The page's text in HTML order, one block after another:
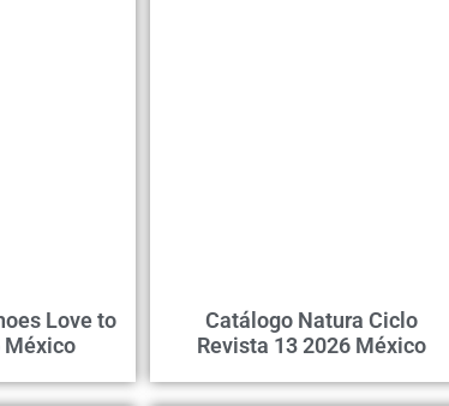
Love to
México
Catálogo Natura Ciclo
Revista 13 2026 México